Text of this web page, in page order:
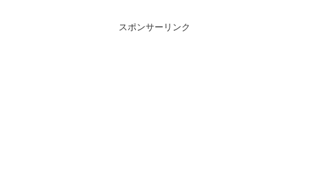
スポンサーリンク